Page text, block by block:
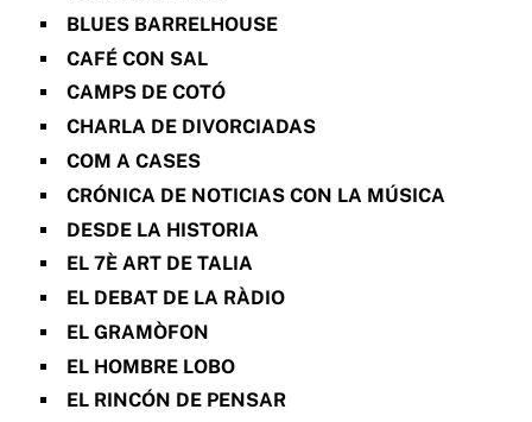
BLUES BARRELHOUSE
CAFÉ CON SAL
CAMPS DE COTÓ
CHARLA DE DIVORCIADAS
COM A CASES
CRÓNICA DE NOTICIAS CON LA MÚSICA
DESDE LA HISTORIA
EL 7È ART DE TALIA
EL DEBAT DE LA RÀDIO
EL GRAMÒFON
EL HOMBRE LOBO
EL RINCÓN DE PENSAR